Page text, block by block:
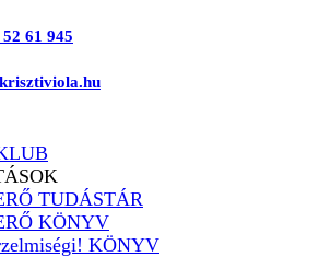
61 945
TUDÁSTÁR
KÖNYV
KÖNYV